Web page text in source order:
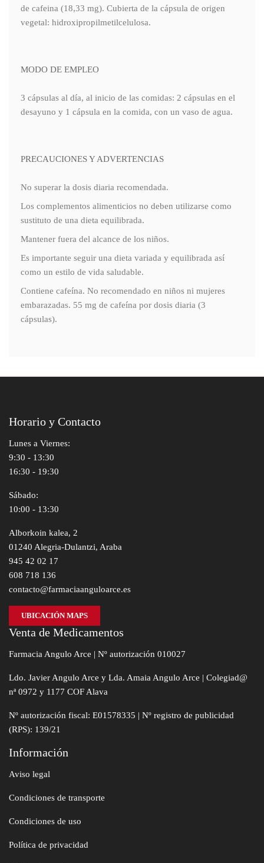
de cafeina (18,33 mg). Cubierta de la cápsula de origen
vegetal: hidroxipropilmetilcelulosa.
MODO DE EMPLEO
3 cápsulas al día, al inicio de las comidas: 2 cápsulas en el
desayuno y 1 cápsula en la comida, con un vaso de agua.
PRECAUCIONES Y ADVERTENCIAS
No superar la dosis diaria recomendada.
Los complementos alimenticios no deben utilizarse como
sustituto de una dieta equilibrada.
Mantener fuera del alcance de los niños.
Es importante seguir una dieta variada y equilibrada así
como un estilo de vida saludable.
Contiene cafeína. No recomendado en niños ni mujeres
embarazadas. 55 mg de cafeína por dosis diaria (3
cápsulas).
Horario y Contacto
Lunes a Viernes:
9:30 - 13:30
16:30 - 19:30
Sábado:
10:00 - 13:30
Alborkoin kalea, 2
01240 Alegria-Dulantzi, Araba
945 42 02 17
608 718 136
contacto@farmaciaanguloarce.es
UBICACIÓN MAPS
Venta de Medicamentos
Farmacia Angulo Arce | Nº autorización 010027
Ldo. Javier Angulo Arce y Lda. Amaia Angulo Arce | Colegiad@
nª 0972 y 1177 COF Alava
Nº autorización fiscal: E01578335 | Nº registro de publicidad
(RPS): 139/21
Información
Aviso legal
Condiciones de transporte
Condiciones de uso
Política de privacidad